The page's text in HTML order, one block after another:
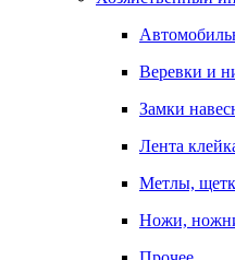
Веревки и
Замки
Лента
Метлы,
Ножи,